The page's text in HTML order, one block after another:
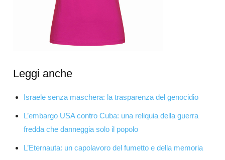
Leggi anche
Israele senza maschera: la trasparenza del genocidio
L’embargo USA contro Cuba: una reliquia della guerra
fredda che danneggia solo il popolo
L’Eternauta: un capolavoro del fumetto e della memoria